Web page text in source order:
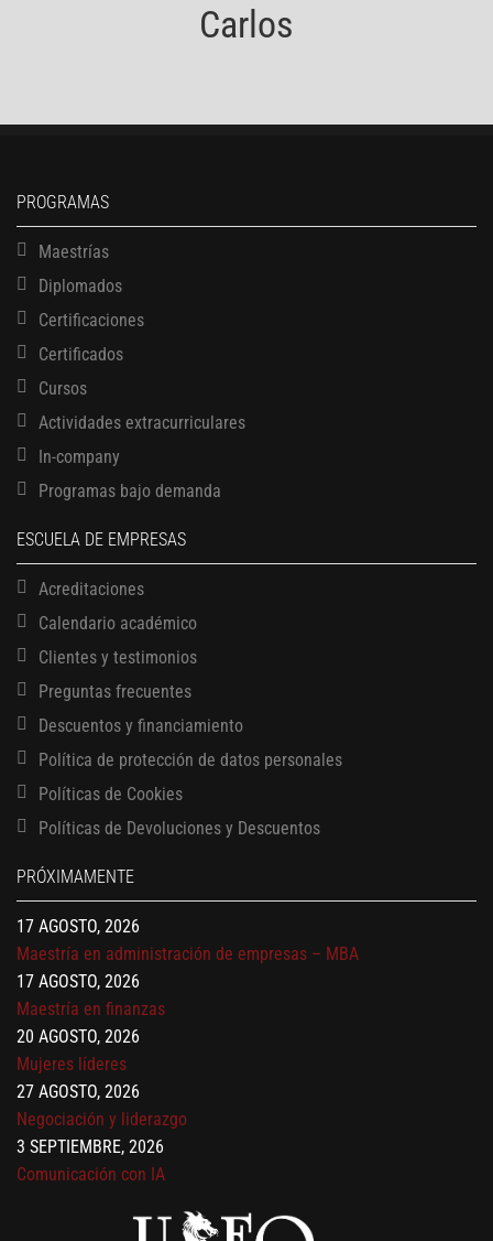
Carlos
PROGRAMAS
Maestrías
Diplomados
Certificaciones
Certificados
Cursos
Actividades extracurriculares
In-company
Programas bajo demanda
ESCUELA DE EMPRESAS
Acreditaciones
Calendario académico
Clientes y testimonios
Preguntas frecuentes
Descuentos y financiamiento
Política de protección de datos personales
Políticas de Cookies
Políticas de Devoluciones y Descuentos
PRÓXIMAMENTE
13 AGOSTO, 2026
Finanzas para no financieros
Gerencia de empresas familiares
Maestría en administración de empresas – MBA
Maestría en finanzas
Mujeres líderes
27 AGOSTO, 2026
Negociación y liderazgo
3 SEPTIEMBRE, 2026
Comunicación con IA
Gobernanza de datos